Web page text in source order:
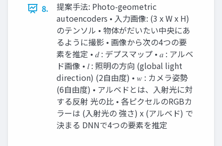
8.
提案手法: Photo-geometric
autoencoders • 入力画像: (3 x W x H)
のテンソル • 物体がだいたい中央にあ
るように撮影 • 画像から次の4つの要
素を推定 • 𝑑 : デプスマップ • 𝑎 : アルベ
ド画像 • 𝑙 : 照明の方向 (global light
direction) (2自由度) • 𝑤 : カメラ姿勢
(6自由度) • アルベドとは、入射光に対
する反射 光の比 • 各ピクセルのRGBカ
ラーは (入射光の 強さ) x (アルベド) で
決まる DNNで4つの要素を推定